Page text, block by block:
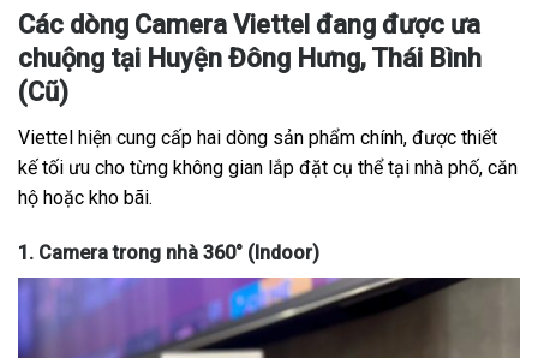
Các dòng Camera Viettel đang được ưa
chuộng tại Huyện Đông Hưng, Thái Bình
(Cũ)
Viettel hiện cung cấp hai dòng sản phẩm chính, được thiết
kế tối ưu cho từng không gian lắp đặt cụ thể tại nhà phố, căn
hộ hoặc kho bãi.
1. Camera trong nhà 360° (Indoor)